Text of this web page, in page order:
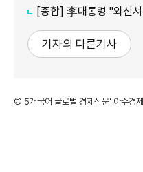
[종합] 李대통령 "외신서 보던 폭
기자의 다른기사
©'5개국어 글로벌 경제신문' 아주경